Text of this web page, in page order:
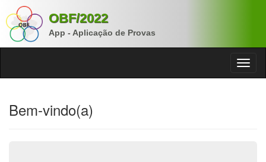
OBF/2022
App - Aplicação de Provas
Bem-vindo(a)